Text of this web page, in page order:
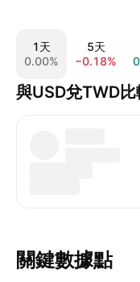
1天
0.00%
5天
−0.18%
與USD兌TWD比
關鍵數據點